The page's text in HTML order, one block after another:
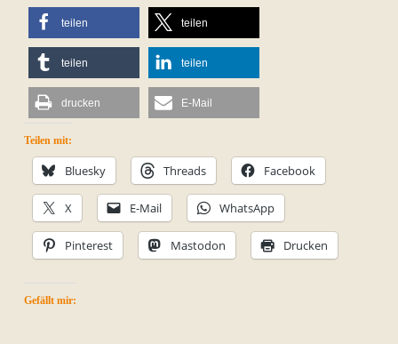
teilen teilen
teilen teilen
drucken E-Mail
Teilen mit:
Bluesky Threads Facebook
X E-Mail WhatsApp
Pinterest Mastodon Drucken
Gefällt mir: